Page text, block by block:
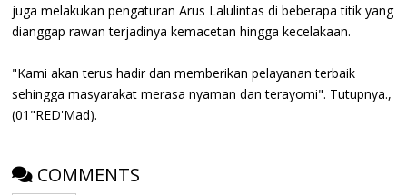
juga melakukan pengaturan Arus Lalulintas di beberapa titik yang
dianggap rawan terjadinya kemacetan hingga kecelakaan.
"Kami akan terus hadir dan memberikan pelayanan terbaik
sehingga masyarakat merasa nyaman dan terayomi". Tutupnya.,
(01"RED'Mad).
COMMENTS